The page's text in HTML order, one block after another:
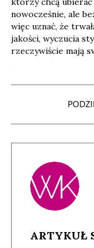
nowocześnie, ale
więc uznać, że
jakości, wyczucia
rzeczywiście mają
ARTYKUŁ